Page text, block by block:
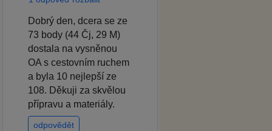
Dobrý den, dcera se ze
73 body (44 Čj, 29 M)
dostala na vysněnou
OA s cestovním ruchem
a byla 10 nejlepší ze
108. Děkuji za skvělou
přípravu a materiály.
odpovědět